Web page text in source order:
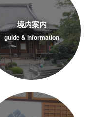
境内案内
guide & information